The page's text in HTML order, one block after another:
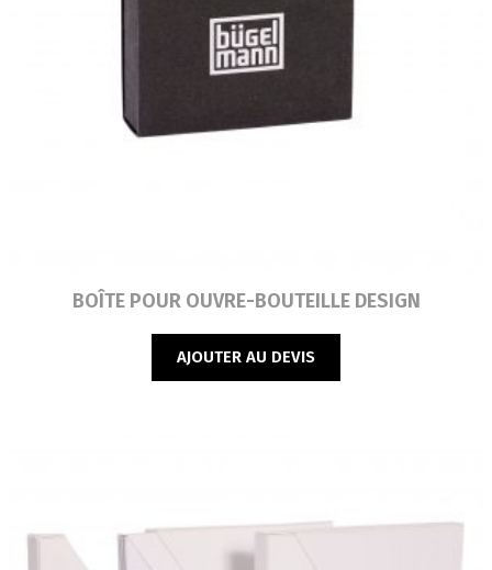
Lire la suiteBOÎTE POUR OUVRE-BOUTEILLE DESIGN
AJOUTER AU DEVIS